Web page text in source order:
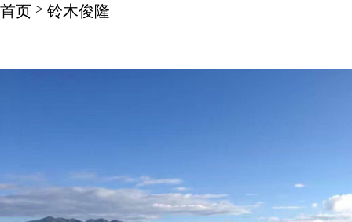
首页 > 铃木俊隆